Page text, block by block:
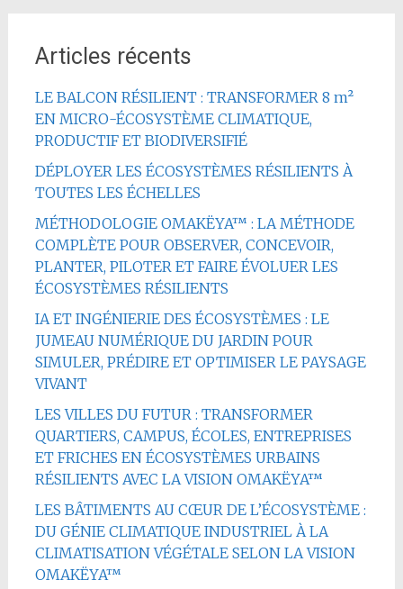
Articles récents
LE BALCON RÉSILIENT : TRANSFORMER 8 m²
EN MICRO-ÉCOSYSTÈME CLIMATIQUE,
PRODUCTIF ET BIODIVERSIFIÉ
DÉPLOYER LES ÉCOSYSTÈMES RÉSILIENTS À
TOUTES LES ÉCHELLES
MÉTHODOLOGIE OMAKËYA™ : LA MÉTHODE
COMPLÈTE POUR OBSERVER, CONCEVOIR,
PLANTER, PILOTER ET FAIRE ÉVOLUER LES
ÉCOSYSTÈMES RÉSILIENTS
IA ET INGÉNIERIE DES ÉCOSYSTÈMES : LE
JUMEAU NUMÉRIQUE DU JARDIN POUR
SIMULER, PRÉDIRE ET OPTIMISER LE PAYSAGE
VIVANT
LES VILLES DU FUTUR : TRANSFORMER
QUARTIERS, CAMPUS, ÉCOLES, ENTREPRISES
ET FRICHES EN ÉCOSYSTÈMES URBAINS
RÉSILIENTS AVEC LA VISION OMAKËYA™
LES BÂTIMENTS AU CŒUR DE L’ÉCOSYSTÈME :
DU GÉNIE CLIMATIQUE INDUSTRIEL À LA
CLIMATISATION VÉGÉTALE SELON LA VISION
OMAKËYA™